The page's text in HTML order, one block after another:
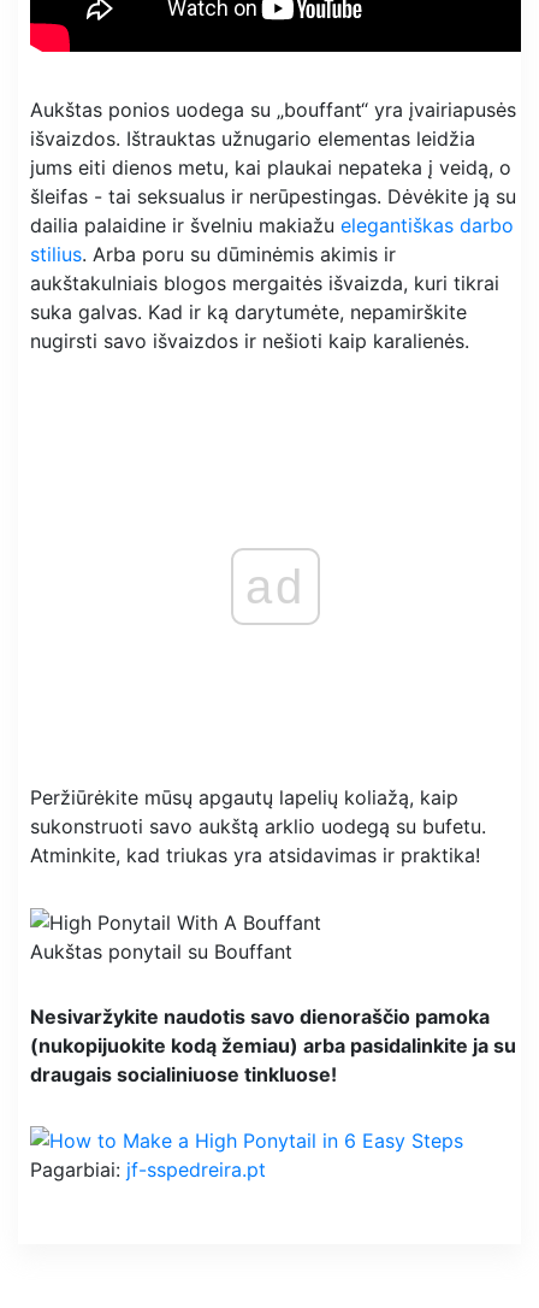
Aukštas ponios uodega su „bouffant“ yra įvairiapusės
išvaizdos. Ištrauktas užnugario elementas leidžia
jums eiti dienos metu, kai plaukai nepateka į veidą, o
šleifas - tai seksualus ir nerūpestingas. Dėvėkite ją su
dailia palaidine ir švelniu makiažu elegantiškas darbo
stilius. Arba poru su dūminėmis akimis ir
aukštakulniais blogos mergaitės išvaizda, kuri tikrai
suka galvas. Kad ir ką darytumėte, nepamirškite
nugirsti savo išvaizdos ir nešioti kaip karalienės.
ad
Peržiūrėkite mūsų apgautų lapelių koliažą, kaip
sukonstruoti savo aukštą arklio uodegą su bufetu.
Atminkite, kad triukas yra atsidavimas ir praktika!
Aukštas ponytail su Bouffant
Nesivaržykite naudotis savo dienoraščio pamoka
(nukopijuokite kodą žemiau) arba pasidalinkite ja su
draugais socialiniuose tinkluose!
Pagarbiai: jf-sspedreira.pt